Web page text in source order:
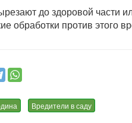
до здоровой части
обработки против этого
Вредители в саду